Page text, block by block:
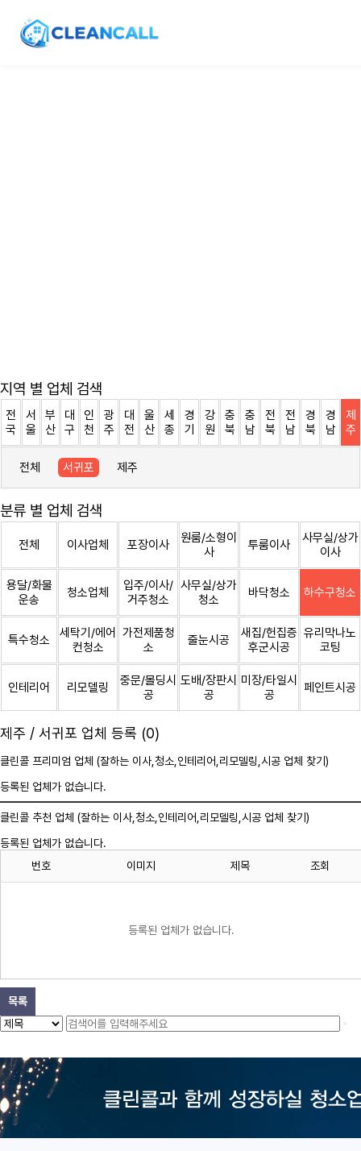
지역 별 업체 검색
전
국
서
울
부
산
대
구
인
천
광
주
대
전
울
산
세
종
경
기
강
원
충
북
충
남
전
북
전
남
경
북
경
남
제
주
전체 서귀포 제주
분류 별 업체 검색
전체 이사업체 포장이사
원룸/소형이
사
투룸이사
사무실/상가
이사
용달/화물
운송
청소업체
입주/이사/
거주청소
사무실/상가
청소
바닥청소 하수구청소
특수청소
세탁기/에어
컨청소
가전제품청
소
줄눈시공
새집/헌집증
후군시공
유리막나노
코팅
인테리어 리모델링
중문/몰딩시
공
도배/장판시
공
미장/타일시
공
페인트시공
제주 / 서귀포 업체 등록 (0)
클린콜 프리미엄 업체 (잘하는 이사, 청소 ,인테리어,리모델링,시공 업체 찾기)
등록된 업체가 없습니다.
클린콜 추천 업체 (잘하는 이사, 청소 ,인테리어,리모델링,시공 업체 찾기)
등록된 업체가 없습니다.
번호
이미지 제목 조회
등록된 업체가 없습니다.
목록